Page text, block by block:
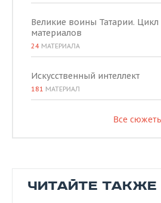
Великие воины Татарии. Цикл
материалов
24 МАТЕРИАЛА
Искусственный интеллект
181 МАТЕРИАЛ
Все
ЧИТАЙТЕ ТАКЖЕ